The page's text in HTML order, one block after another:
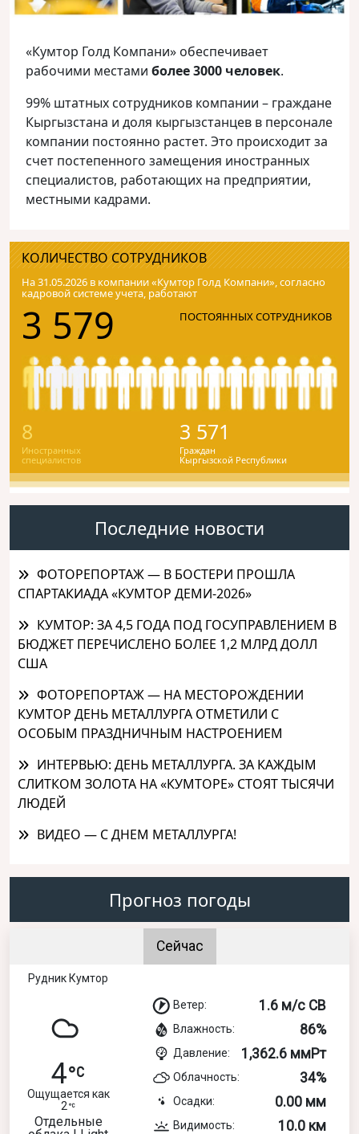
«Кумтор Голд Компани» обеспечивает
рабочими местами более 3000 человек.
99% штатных сотрудников компании – граждане
Кыргызстана и доля кыргызстанцев в персонале
компании постоянно растет. Это происходит за
счет постепенного замещения иностранных
специалистов, работающих на предприятии,
местными кадрами.
КОЛИЧЕСТВО СОТРУДНИКОВ
На 31.05.2026 в компании «Кумтор Голд Компани», согласно
кадровой системе учета, работают
3 579 ПОСТОЯННЫХ СОТРУДНИКОВ
8
Иностранных
специалистов
3 571
Граждан
Кыргызской Республики
Последние новости
ФОТОРЕПОРТАЖ — В БОСТЕРИ ПРОШЛА
СПАРТАКИАДА «КУМТОР ДЕМИ-2026»
КУМТОР: ЗА 4,5 ГОДА ПОД ГОСУПРАВЛЕНИЕМ В
БЮДЖЕТ ПЕРЕЧИСЛЕНО БОЛЕЕ 1,2 МЛРД ДОЛЛ
США
ФОТОРЕПОРТАЖ — НА МЕСТОРОЖДЕНИИ
КУМТОР ДЕНЬ МЕТАЛЛУРГА ОТМЕТИЛИ С
ОСОБЫМ ПРАЗДНИЧНЫМ НАСТРОЕНИЕМ
ИНТЕРВЬЮ: ДЕНЬ МЕТАЛЛУРГА. ЗА КАЖДЫМ
СЛИТКОМ ЗОЛОТА НА «КУМТОРЕ» СТОЯТ ТЫСЯЧИ
ЛЮДЕЙ
ВИДЕО — С ДНЕМ МЕТАЛЛУРГА!
Прогноз погоды
Сейчас
Рудник Кумтор
4
Ощущается как
2
Отдельные
Ветер: 1.6 м/с СВ
Влажность: 86%
Давление: 1,362.6 ммРт
Облачность: 34%
Осадки: 0.00 мм
Видимость: 10.0 км